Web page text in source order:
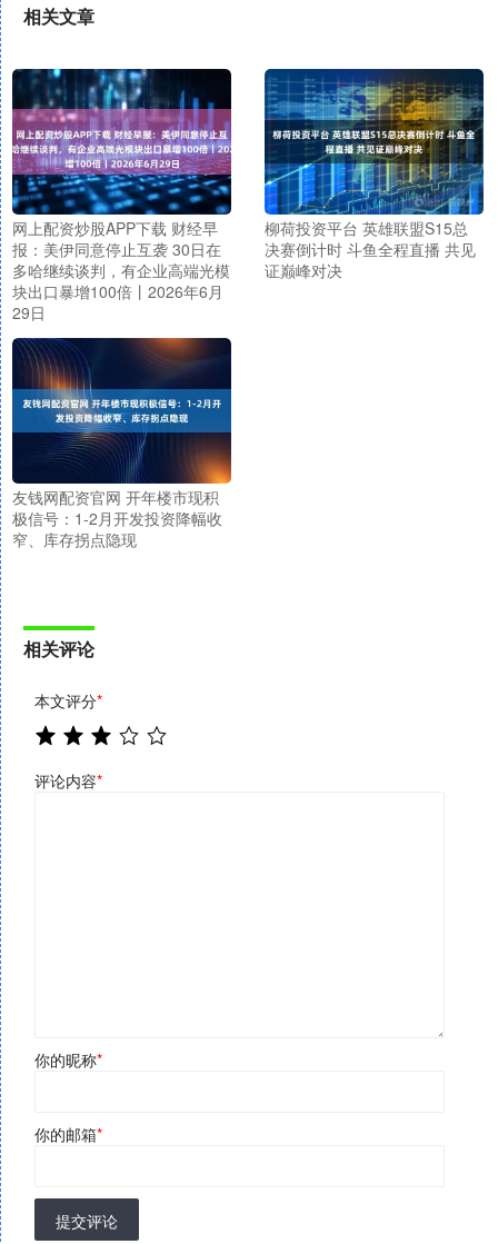
相关文章
网上配资炒股APP下载 财经早
报：美伊同意停止互袭 30日在
多哈继续谈判，有企业高端光模
块出口暴增100倍丨2026年6月
29日
柳荷投资平台 英雄联盟S15总
决赛倒计时 斗鱼全程直播 共见
证巅峰对决
友钱网配资官网 开年楼市现积
极信号：1-2月开发投资降幅收
窄、库存拐点隐现
相关评论
本文评分*
评论内容*
你的昵称*
你的邮箱*
提交评论